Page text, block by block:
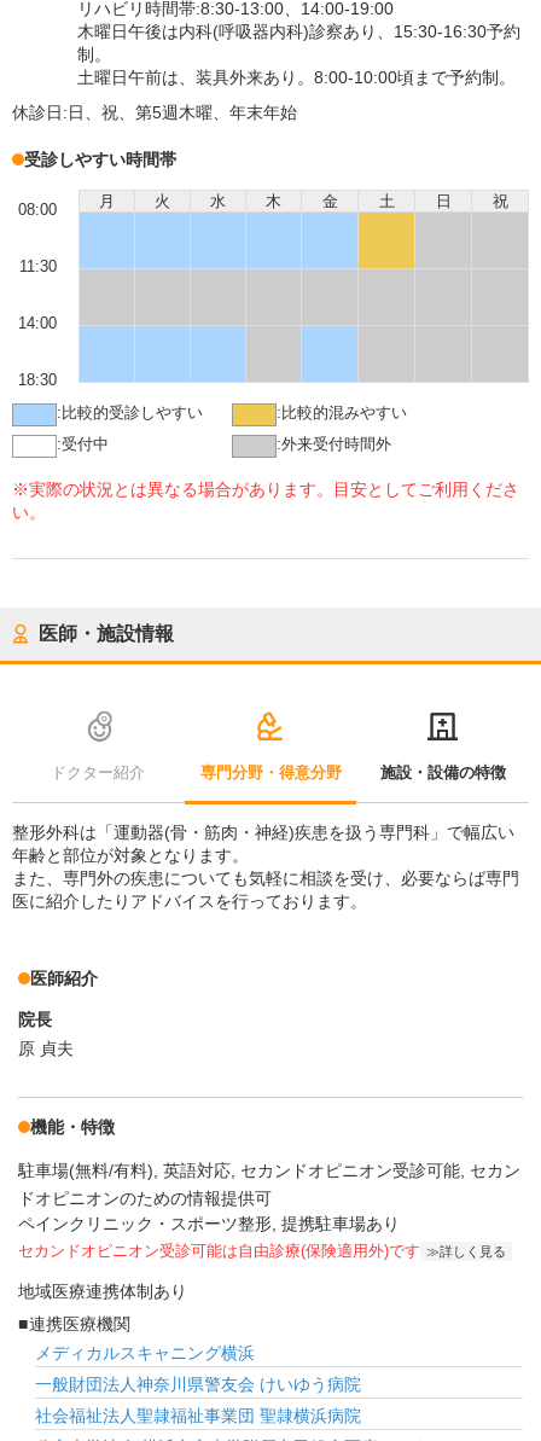
リハビリ時間帯:8:30-13:00、14:00-19:00
木曜日午後は内科(呼吸器内科)診察あり、15:30-16:30予約
制。
土曜日午前は、装具外来あり。8:00-10:00頃まで予約制。
休診日:日、祝、第5週木曜、年末年始
受診しやすい時間帯
月 火 水 木 金 土 日 祝
08:00
11:30
14:00
18:30
: 比較的受診しやすい : 比較的混みやすい
:受付中 :外来受付時間外
※実際の状況とは異なる場合があります。目安としてご利用くださ
い。
医師・施設情報
ドクター紹介 専門分野・得意分野 施設・設備の特徴
整形外科は「運動器(骨・筋肉・神経)疾患を扱う専門科」で幅広い
年齢と部位が対象となります。
また、専門外の疾患についても気軽に相談を受け、必要ならば専門
医に紹介したりアドバイスを行っております。
医師紹介
院長
原 貞夫
機能・特徴
駐車場(無料/有料) 英語対応 セカンドオピニオン受診可能 セカン
ドオピニオンのための情報提供可
ペインクリニック・スポーツ整形, 提携駐車場あり
セカンドオピニオン受診可能は自由診療(保険適用外)です 詳しく見る
地域医療連携体制あり
連携医療機関
メディカルスキャニング横浜
一般財団法人神奈川県警友会 けいゆう病院
社会福祉法人聖隷福祉事業団 聖隷横浜病院